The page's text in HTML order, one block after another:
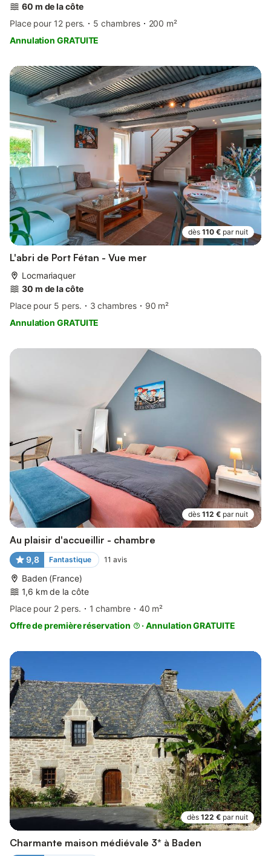
60 m de la côte
Place pour 12 pers.
5 chambres
200 m²
Annulation GRATUITE
dès 110 € par nuit
L'abri de Port Fétan - Vue mer
Locmariaquer
30 m de la côte
Place pour 5 pers.
3 chambres
90 m²
Annulation GRATUITE
dès 112 € par nuit
Au plaisir d'accueillir - chambre
9,8 Fantastique 11 avis
Baden (France)
1,6 km de la côte
Place pour 2 pers.
1 chambre
40 m²
Offre de première réservation
·Annulation GRATUITE
dès 122 € par nuit
Charmante maison médiévale 3* à Baden